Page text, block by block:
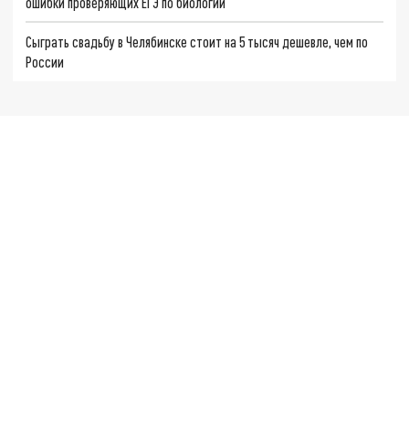
Сыграть свадьбу в Челябинске стоит на 5 тысяч дешевле, чем по
России